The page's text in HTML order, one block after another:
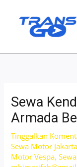
Sewa
Armada
Tinggalkan
Sewa Motor Jakarta
Motor Vespa,